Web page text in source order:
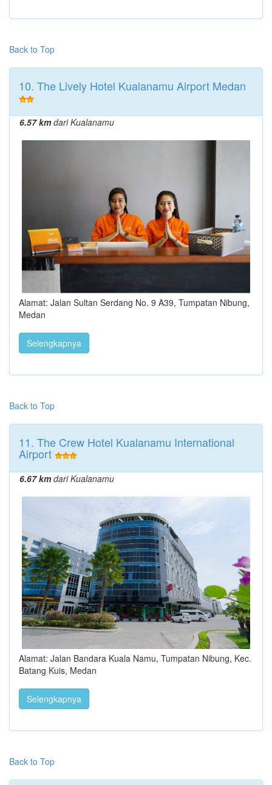
Back to Top
10. The Lively Hotel Kualanamu Airport Medan
6.57 kmdari Kualanamu
Alamat: Jalan Sultan Serdang No. 9 A39, Tumpatan Nibung,
Medan
Selengkapnya
Back to Top
11. The Crew Hotel Kualanamu International
Airport
6.67 kmdari Kualanamu
Alamat: Jalan Bandara Kuala Namu, Tumpatan Nibung, Kec.
Batang Kuis, Medan
Selengkapnya
Back to Top